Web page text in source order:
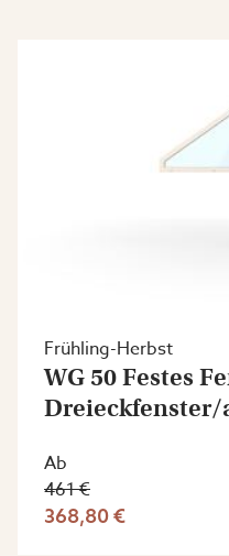
Frühling-Herbst
WG 50 Festes
Dreieckfenster/
Ab
461 €
368,80 €